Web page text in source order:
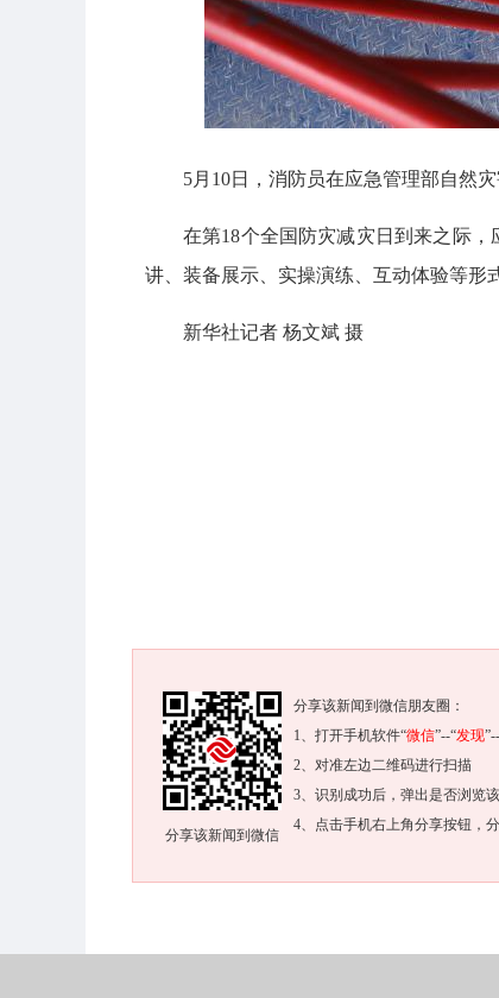
5月10日，消防员在应急管理部自然
在第18个全国防灾减灾日到来之际
讲、装备展示、实操演练、互动体验等形
新华社记者 杨文斌 摄
分享该新闻到微信
分享该新闻到微信朋友圈：
1、打开手机软件“微信”--“发现
2、对准左边二维码进行扫描
3、识别成功后，弹出是否浏览
4、点击手机右上角分享按钮，分